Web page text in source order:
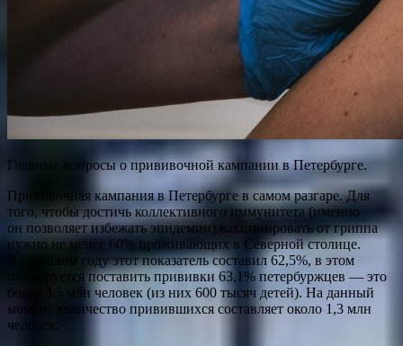
Главные вопросы о прививочной кампании в Петербурге.
Прививочная кампания в Петербурге в самом разгаре. Для
того, чтобы достичь коллективного иммунитета (именно
он позволяет избежать эпидемии) вакцинировать от гриппа
нужно не менее 60% проживающих в Северной столице.
В прошлом году этот показатель составил 62,5%, в этом
планируется поставить прививки 63,1% петербуржцев — это
более 3,5 млн человек (из них 600 тысяч детей). На данный
момент количество привившихся составляет около 1,3 млн
человек.